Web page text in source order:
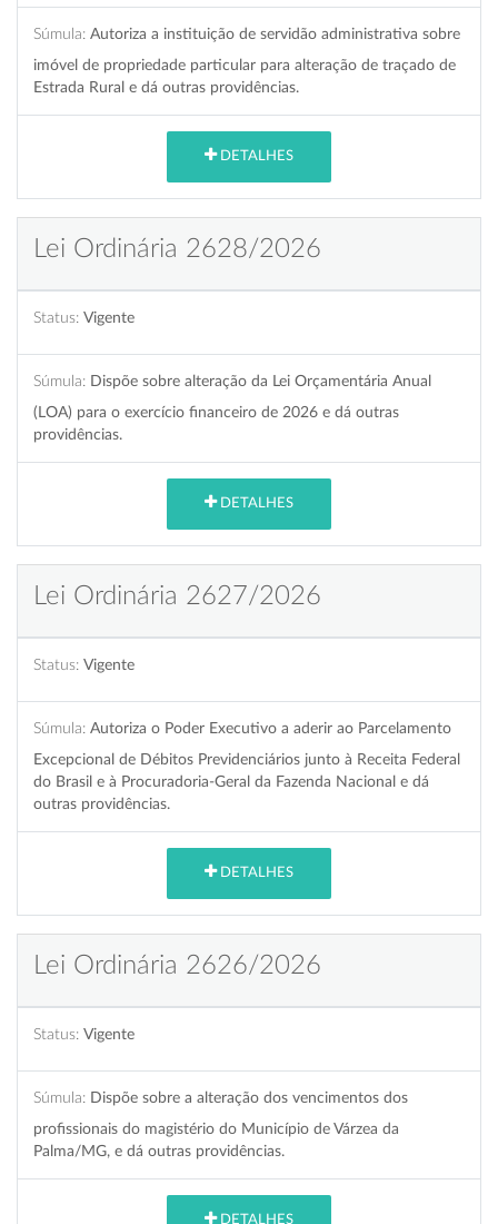
Súmula: Autoriza a instituição de servidão administrativa sobre
imóvel de propriedade particular para alteração de traçado de
Estrada Rural e dá outras providências.
DETALHES
Lei Ordinária 2628/2026
Status: Vigente
Súmula: Dispõe sobre alteração da Lei Orçamentária Anual
(LOA) para o exercício financeiro de 2026 e dá outras
providências.
DETALHES
Lei Ordinária 2627/2026
Status: Vigente
Súmula: Autoriza o Poder Executivo a aderir ao Parcelamento
Excepcional de Débitos Previdenciários junto à Receita Federal
do Brasil e à Procuradoria-Geral da Fazenda Nacional e dá
outras providências.
DETALHES
Lei Ordinária 2626/2026
Status: Vigente
Súmula: Dispõe sobre a alteração dos vencimentos dos
profissionais do magistério do Município de Várzea da
Palma/MG, e dá outras providências.
DETALHES